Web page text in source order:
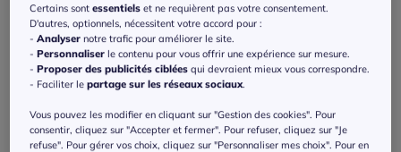
Couleur :marron
Choisir une couleur :
Certains sontessentiels et ne requièrent pas votre consentement.
D'autres, optionnels, nécessitent votre accord pour :
-Analyser notre trafic pour améliorer le site.
-Personnaliser le contenu pour vous offrir une expérience sur mesure.
-Proposer des publicités ciblées qui devraient mieux vous correspondre.
- Faciliter lepartage sur les réseaux sociaux
Vous pouvez les modifier en cliquant sur "Gestion des cookies". Pour
consentir, cliquez sur "Accepter et fermer". Pour refuser, cliquez sur "Je
refuse". Pour gérer vos choix, cliquez sur "Personnaliser mes choix". Pour en